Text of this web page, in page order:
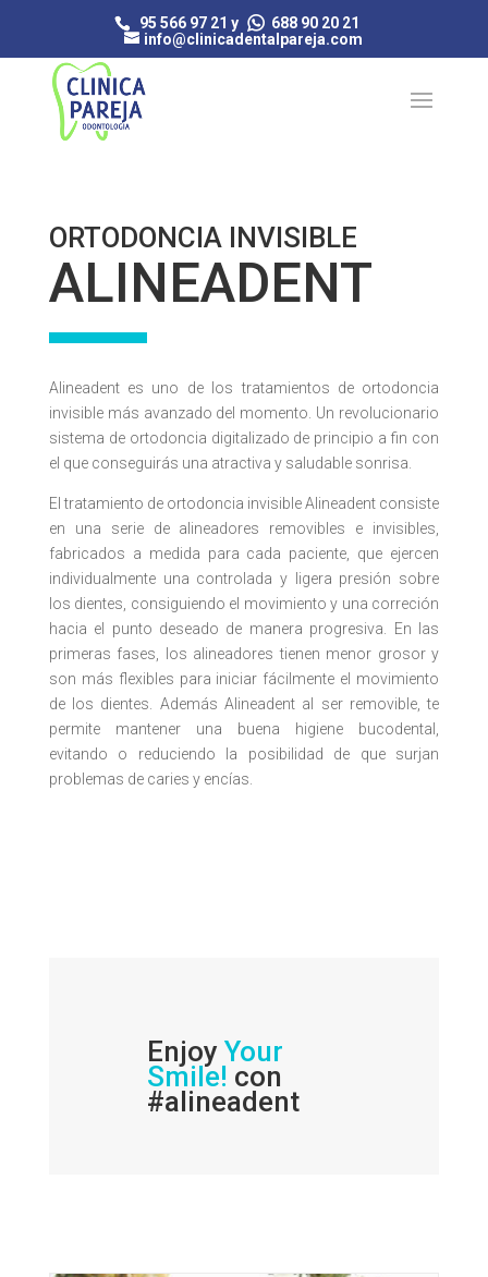
95 566 97 21 y
688 90 20 21
info@clinicadentalpareja.com
ORTODONCIA INVISIBLE
ALINEADENT
Alineadent es uno de los tratamientos de ortodoncia
invisible más avanzado del momento. Un revolucionario
sistema de ortodoncia digitalizado de principio a fin con
el que conseguirás una atractiva y saludable sonrisa.
El tratamiento de ortodoncia invisible Alineadent consiste
en una serie de alineadores removibles e invisibles,
fabricados a medida para cada paciente, que ejercen
individualmente una controlada y ligera presión sobre
los dientes, consiguiendo el movimiento y una correción
hacia el punto deseado de manera progresiva. En las
primeras fases, los alineadores tienen menor grosor y
son más flexibles para iniciar fácilmente el movimiento
de los dientes. Además Alineadent al ser removible, te
permite mantener una buena higiene bucodental,
evitando o reduciendo la posibilidad de que surjan
problemas de caries y encías.
Enjoy Your
Smile! con
#alineadent